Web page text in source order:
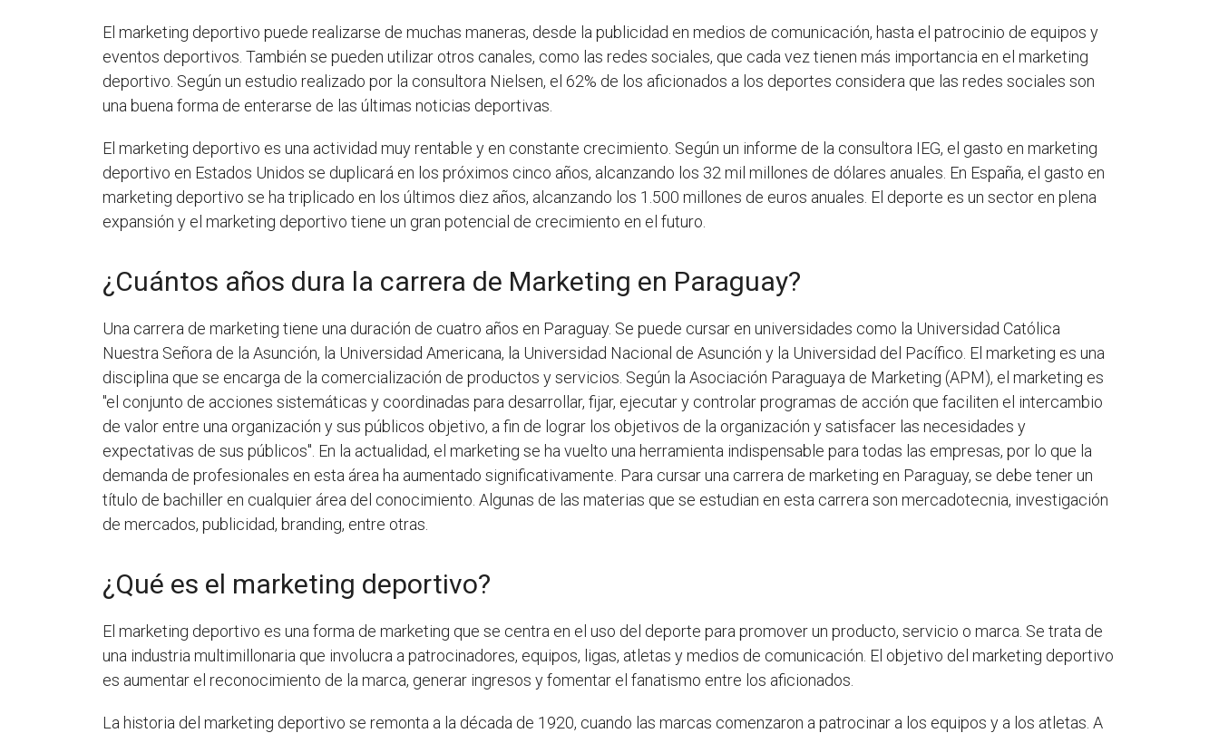
El marketing deportivo puede realizarse de muchas maneras, desde la publicidad en medios de comunicación, hasta el patrocinio de equipos y
eventos deportivos. También se pueden utilizar otros canales, como las redes sociales, que cada vez tienen más importancia en el marketing
deportivo. Según un estudio realizado por la consultora Nielsen, el 62% de los aficionados a los deportes considera que las redes sociales son
una buena forma de enterarse de las últimas noticias deportivas.
El marketing deportivo es una actividad muy rentable y en constante crecimiento. Según un informe de la consultora IEG, el gasto en marketing
deportivo en Estados Unidos se duplicará en los próximos cinco años, alcanzando los 32 mil millones de dólares anuales. En España, el gasto en
marketing deportivo se ha triplicado en los últimos diez años, alcanzando los 1.500 millones de euros anuales. El deporte es un sector en plena
expansión y el marketing deportivo tiene un gran potencial de crecimiento en el futuro.
¿Cuántos años dura la carrera de Marketing en Paraguay?
Una carrera de marketing tiene una duración de cuatro años en Paraguay. Se puede cursar en universidades como la Universidad Católica
Nuestra Señora de la Asunción, la Universidad Americana, la Universidad Nacional de Asunción y la Universidad del Pacífico. El marketing es una
disciplina que se encarga de la comercialización de productos y servicios. Según la Asociación Paraguaya de Marketing (APM), el marketing es
"el conjunto de acciones sistemáticas y coordinadas para desarrollar, fijar, ejecutar y controlar programas de acción que faciliten el intercambio
de valor entre una organización y sus públicos objetivo, a fin de lograr los objetivos de la organización y satisfacer las necesidades y
expectativas de sus públicos". En la actualidad, el marketing se ha vuelto una herramienta indispensable para todas las empresas, por lo que la
demanda de profesionales en esta área ha aumentado significativamente. Para cursar una carrera de marketing en Paraguay, se debe tener un
título de bachiller en cualquier área del conocimiento. Algunas de las materias que se estudian en esta carrera son mercadotecnia, investigación
de mercados, publicidad, branding, entre otras.
¿Qué es el marketing deportivo?
El marketing deportivo es una forma de marketing que se centra en el uso del deporte para promover un producto, servicio o marca. Se trata de
una industria multimillonaria que involucra a patrocinadores, equipos, ligas, atletas y medios de comunicación. El objetivo del marketing deportivo
es aumentar el reconocimiento de la marca, generar ingresos y fomentar el fanatismo entre los aficionados.
La historia del marketing deportivo se remonta a la década de 1920, cuando las marcas comenzaron a patrocinar a los equipos y a los atletas. A